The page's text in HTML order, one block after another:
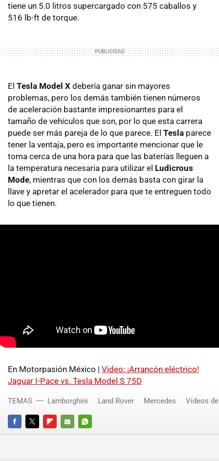
tiene un 5.0 litros supercargado con 575 caballos y
516 lb-ft de torque.
El Tesla Model X debería ganar sin mayores
problemas, pero los demás también tienen números
de aceleración bastante impresionantes para el
tamaño de vehículos que son, por lo que esta carrera
puede ser más pareja de lo que parece. El Tesla parece
tener la ventaja, pero es importante mencionar que le
toma cerca de una hora para que las baterías lleguen a
la temperatura necesaria para utilizar el Ludicrous
Mode, mientras que con los demás basta con girar la
llave y apretar el acelerador para que te entreguen todo
lo que tienen.
En Motorpasión México | Video: ¡Arrancón eléctrico!
Jaguar I-Pace vs. Tesla Model S 75D
FACEBOOKTWITTERFLIPBOARD
E-
WHATSAPP
TEMAS Lamborghini Land Rover Mercedes Vídeos